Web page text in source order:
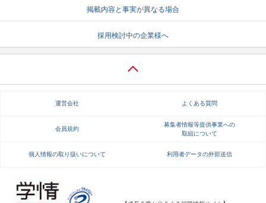
掲載内容と事実が異なる場合
採用検討中の企業様へ
運営会社 よくある質問
会員規約
募集者情報等提供事業への
取組について
個人情報の取り扱いについて 利用者データの外部送信